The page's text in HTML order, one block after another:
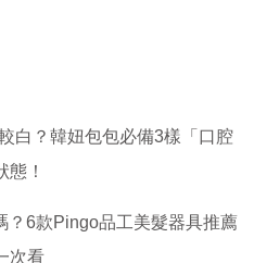
白？韓妞包包必備3樣「口腔
！
？6款Pingo品工美髮器具推薦
次看